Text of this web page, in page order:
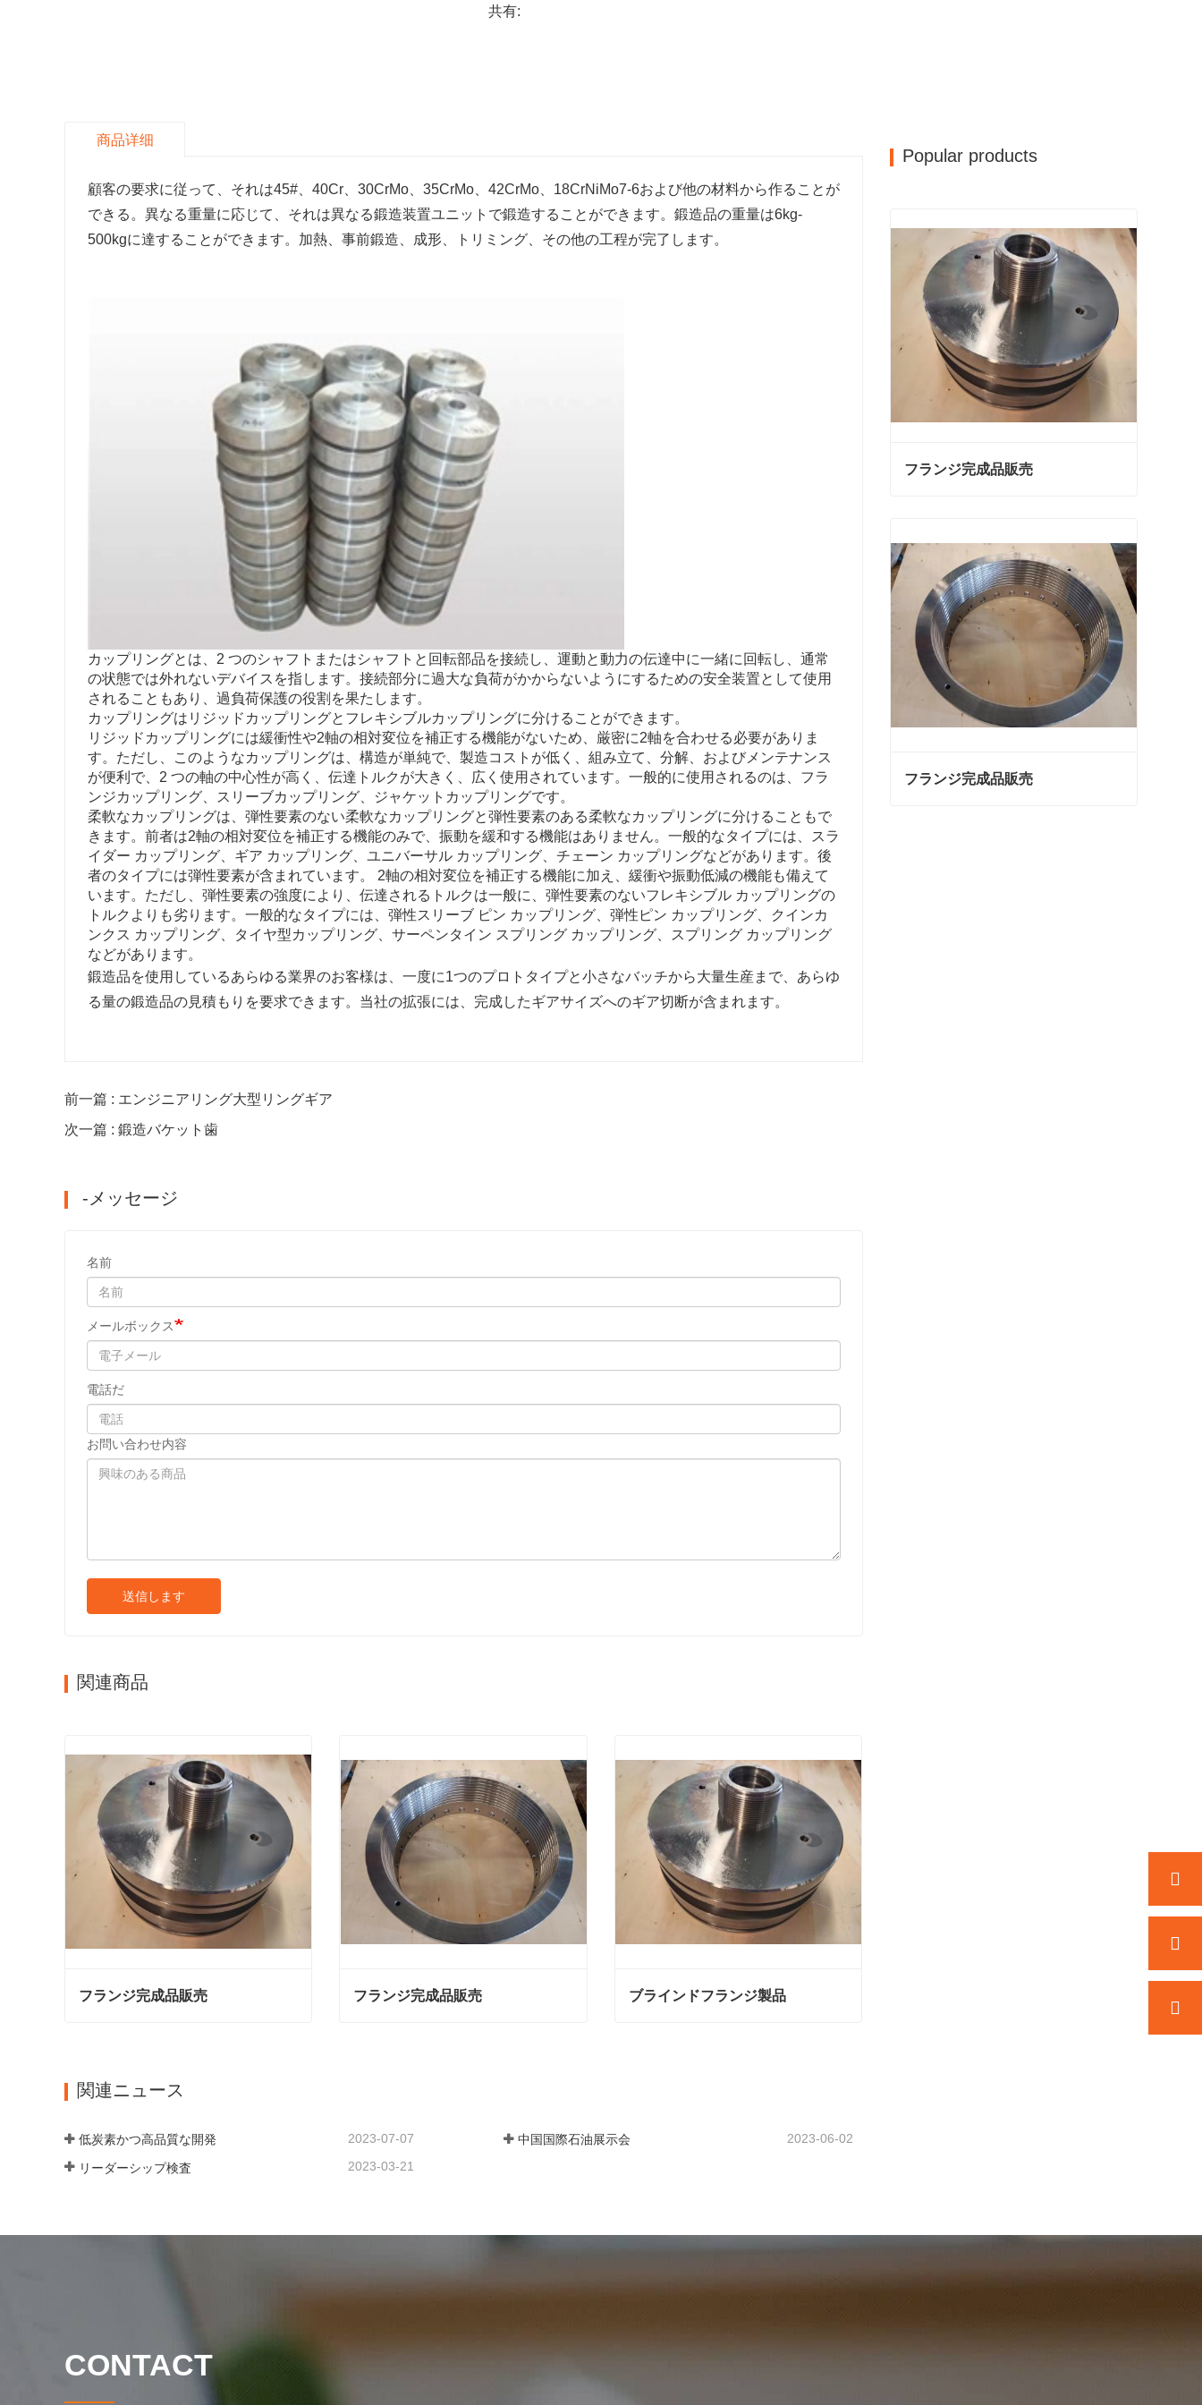
共有:
商品详细
顧客の要求に従って、それは45#、40Cr、30CrMo、35CrMo、42CrMo、18CrNiMo7-6および他の材料から作ることが
できる。異なる重量に応じて、それは異なる鍛造装置ユニットで鍛造することができます。鍛造品の重量は6kg-
500kgに達することができます。加熱、事前鍛造、成形、トリミング、その他の工程が完了します。
カップリングとは、2 つのシャフトまたはシャフトと回転部品を接続し、運動と動力の伝達中に一緒に回転し、通常
の状態では外れないデバイスを指します。接続部分に過大な負荷がかからないようにするための安全装置として使用
されることもあり、過負荷保護の役割を果たします。
カップリングはリジッドカップリングとフレキシブルカップリングに分けることができます。
リジッドカップリングには緩衝性や2軸の相対変位を補正する機能がないため、厳密に2軸を合わせる必要がありま
す。ただし、このようなカップリングは、構造が単純で、製造コストが低く、組み立て、分解、およびメンテナンス
が便利で、2 つの軸の中心性が高く、伝達トルクが大きく、広く使用されています。一般的に使用されるのは、フラ
ンジカップリング、スリーブカップリング、ジャケットカップリングです。
柔軟なカップリングは、弾性要素のない柔軟なカップリングと弾性要素のある柔軟なカップリングに分けることもで
きます。前者は2軸の相対変位を補正する機能のみで、振動を緩和する機能はありません。一般的なタイプには、スラ
イダー カップリング、ギア カップリング、ユニバーサル カップリング、チェーン カップリングなどがあります。後
者のタイプには弾性要素が含まれています。 2軸の相対変位を補正する機能に加え、緩衝や振動低減の機能も備えて
います。ただし、弾性要素の強度により、伝達されるトルクは一般に、弾性要素のないフレキシブル カップリングの
トルクよりも劣ります。一般的なタイプには、弾性スリーブ ピン カップリング、弾性ピン カップリング、クインカ
ンクス カップリング、タイヤ型カップリング、サーペンタイン スプリング カップリング、スプリング カップリング
などがあります。
鍛造品を使用しているあらゆる業界のお客様は、一度に1つのプロトタイプと小さなバッチから大量生産まで、あらゆ
る量の鍛造品の見積もりを要求できます。当社の拡張には、完成したギアサイズへのギア切断が含まれます。
前一篇 : エンジニアリング大型リングギア
次一篇 : 鍛造バケット歯
-メッセージ
名前
メールボックス
電話だ
お問い合わせ内容
送信します
関連商品
フランジ完成品販売 フランジ完成品販売 ブラインドフランジ製品
関連ニュース
低炭素かつ高品質な開発 2023-07-07 中国国際石油展示会 2023-06-02
リーダーシップ検査 2023-03-21
Popular products
フランジ完成品販売
今連絡
フランジ完成品販売
CONTACT